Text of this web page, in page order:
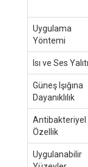
Uygulama
Yöntemi
Isı ve Ses
Güneş Işığına
Dayanıklılık
Antibakteriyel
Özellik
Uygulanabilir